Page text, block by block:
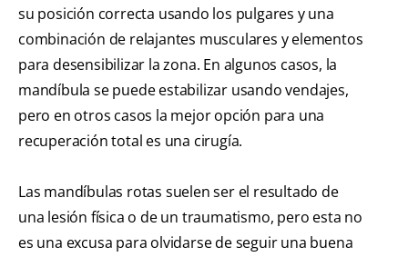
su posición correcta usando los pulgares y una
combinación de relajantes musculares y elementos
para desensibilizar la zona. En algunos casos, la
mandíbula se puede estabilizar usando vendajes,
pero en otros casos la mejor opción para una
recuperación total es una cirugía.
Las mandíbulas rotas suelen ser el resultado de
una lesión física o de un traumatismo, pero esta no
es una excusa para olvidarse de seguir una buena